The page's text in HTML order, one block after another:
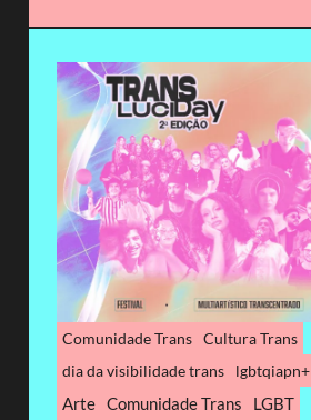
Comunidade Trans Cultura Trans
dia da visibilidade trans
lgbtqiapn+
Arte Comunidade Trans LGBT